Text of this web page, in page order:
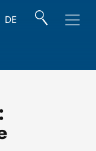
DE